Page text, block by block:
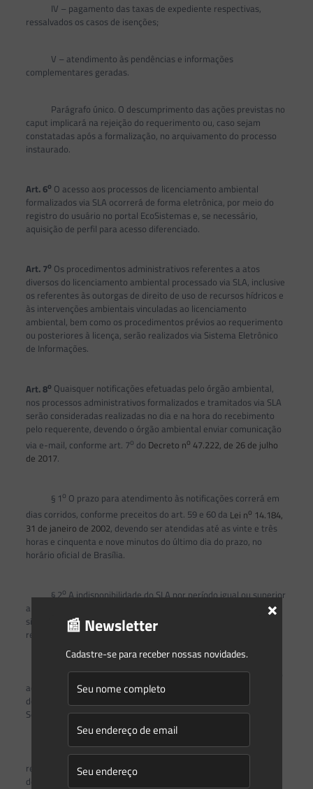
IV – pagamento das taxas de expediente respectivas,
ressalvados os casos de isenções;
V – atendimento às pendências e informações
complementares geradas.
Parágrafo único. O descumprimento das ações previstas no
caput implicará na rejeição do requerimento ou, caso sejam
constatadas após a formalização, no arquivamento do processo
instaurado.
Art. 6o O acesso aos processos de licenciamento ambiental
formalizados via SLA ocorrerá de forma eletrônica, por meio do
registro do usuário no portal EcoSistemas e, se necessário,
aquisição de perfil para acesso diferenciado.
Art. 7o Os procedimentos administrativos referentes a atos
diversos do licenciamento ambiental processado via SLA, inclusive
os referentes às outorgas de direito de uso de recursos hídricos e
às intervenções ambientais vinculadas ao licenciamento
ambiental, bem como os procedimentos prévios ao requerimento
ou posteriores à licença, serão realizados via Sistema Eletrônico
de Informações.
Art. 8o Quaisquer notificações efetuadas pelo órgão ambiental,
nos processos administrativos formalizados e tramitados via SLA
serão consideradas realizadas no dia e na hora do recebimento
pelo requerente, devendo o órgão ambiental enviar comunicação
via e-mail, conforme art. 7o do Decreto no 47.222, de 26 de julho
de 2017.
§ 1o O prazo para atendimento às notificações correrá em
dias corridos, conforme preceitos do art. 59 e 60 da Lei no 14.184,
31 de janeiro de 2002, devendo ser atendidas até as vinte e três
horas e cinquenta e nove minutos do último dia do prazo, no
horário oficial de Brasília.
§ 2oA indisponibilidade do SLA por período igual ou superior
a quatro horas no dia, reconhecida e devidamente divulgada no
sítio eletrônico da Semad, ocasionará a desconsideração da
respectiva data na contagem dos prazos processuais.
No caso do §2o, será facultado ao requerente o acesso
ao conteúdo do processo administrativo por meio de cópia digital
dos respectivos documentos, mediante simples requisição à
Semad.
É de inteira responsabilidade do requerente o acesso
regular ao SLA, para ciência e conhecimento das notificações e
demais informações.
📰 Newsletter
Cadastre-se para receber nossas novidades.
×